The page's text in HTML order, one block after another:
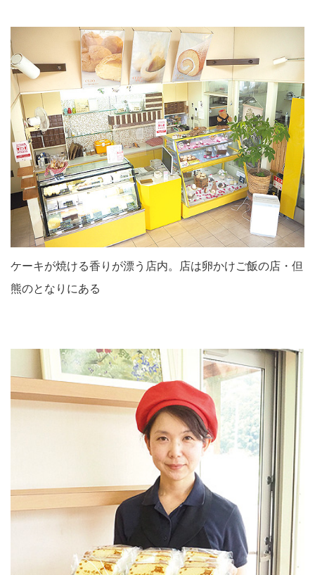
ケーキが焼ける香りが漂う店内。店は卵かけご飯の店・但
熊のとなりにある